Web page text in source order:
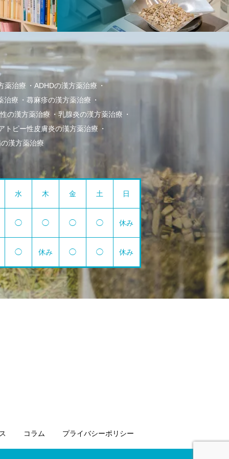
薬治療
ADHDの漢方薬治療
治療
蕁麻疹の漢方薬治療
の漢方薬治療
乳腺炎の漢方薬治療
トピー性皮膚炎の漢方薬治療
漢方薬治療
水 木 金 土 日
◯ ◯ ◯ ◯ 休み
◯ 休み ◯ ◯ 休み
コラム プライバシーポリシー